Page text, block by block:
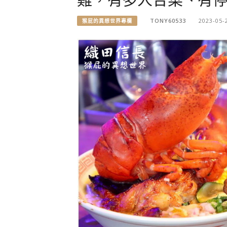
猴屁的異想世界專欄 TONY60533 2023-05-